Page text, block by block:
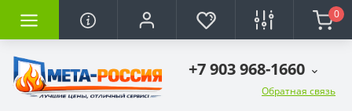
0
+7 903 968-1660
Обратная связь